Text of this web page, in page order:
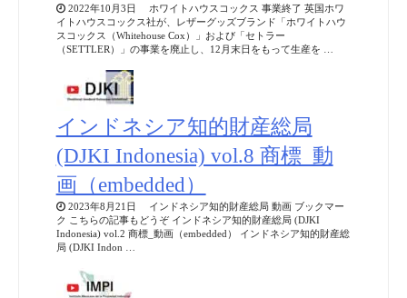
2022年10月3日 ホワイトハウスコックス 事業終了 英国ホワ
イトハウスコックス社が、レザーグッズブランド「ホワイトハウ
スコックス（Whitehouse Cox）」および「セトラー
（SETTLER）」の事業を廃止し、12月末日をもって生産を …
インドネシア知的財産総局
(DJKI Indonesia) vol.8 商標_動
画（embedded）
2023年8月21日 インドネシア知的財産総局 動画 ブックマー
ク こちらの記事もどうぞ インドネシア知的財産総局 (DJKI
Indonesia) vol.2 商標_動画（embedded） インドネシア知的財産総
局 (DJKI Indon …